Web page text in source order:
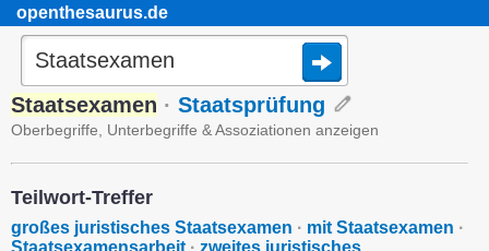
openthesaurus.de
Staatsexamen · Staatsprüfung
Oberbegriffe, Unterbegriffe & Assoziationen anzeigen
Teilwort-Treffer
großes juristisches Staatsexamen · mit Staatsexamen ·
Staatsexamensarbeit · zweites juristisches